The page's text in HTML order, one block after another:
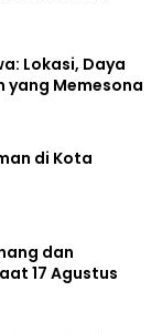
Lokasi, Daya
yang Memesona
di Kota
dan
17 Agustus